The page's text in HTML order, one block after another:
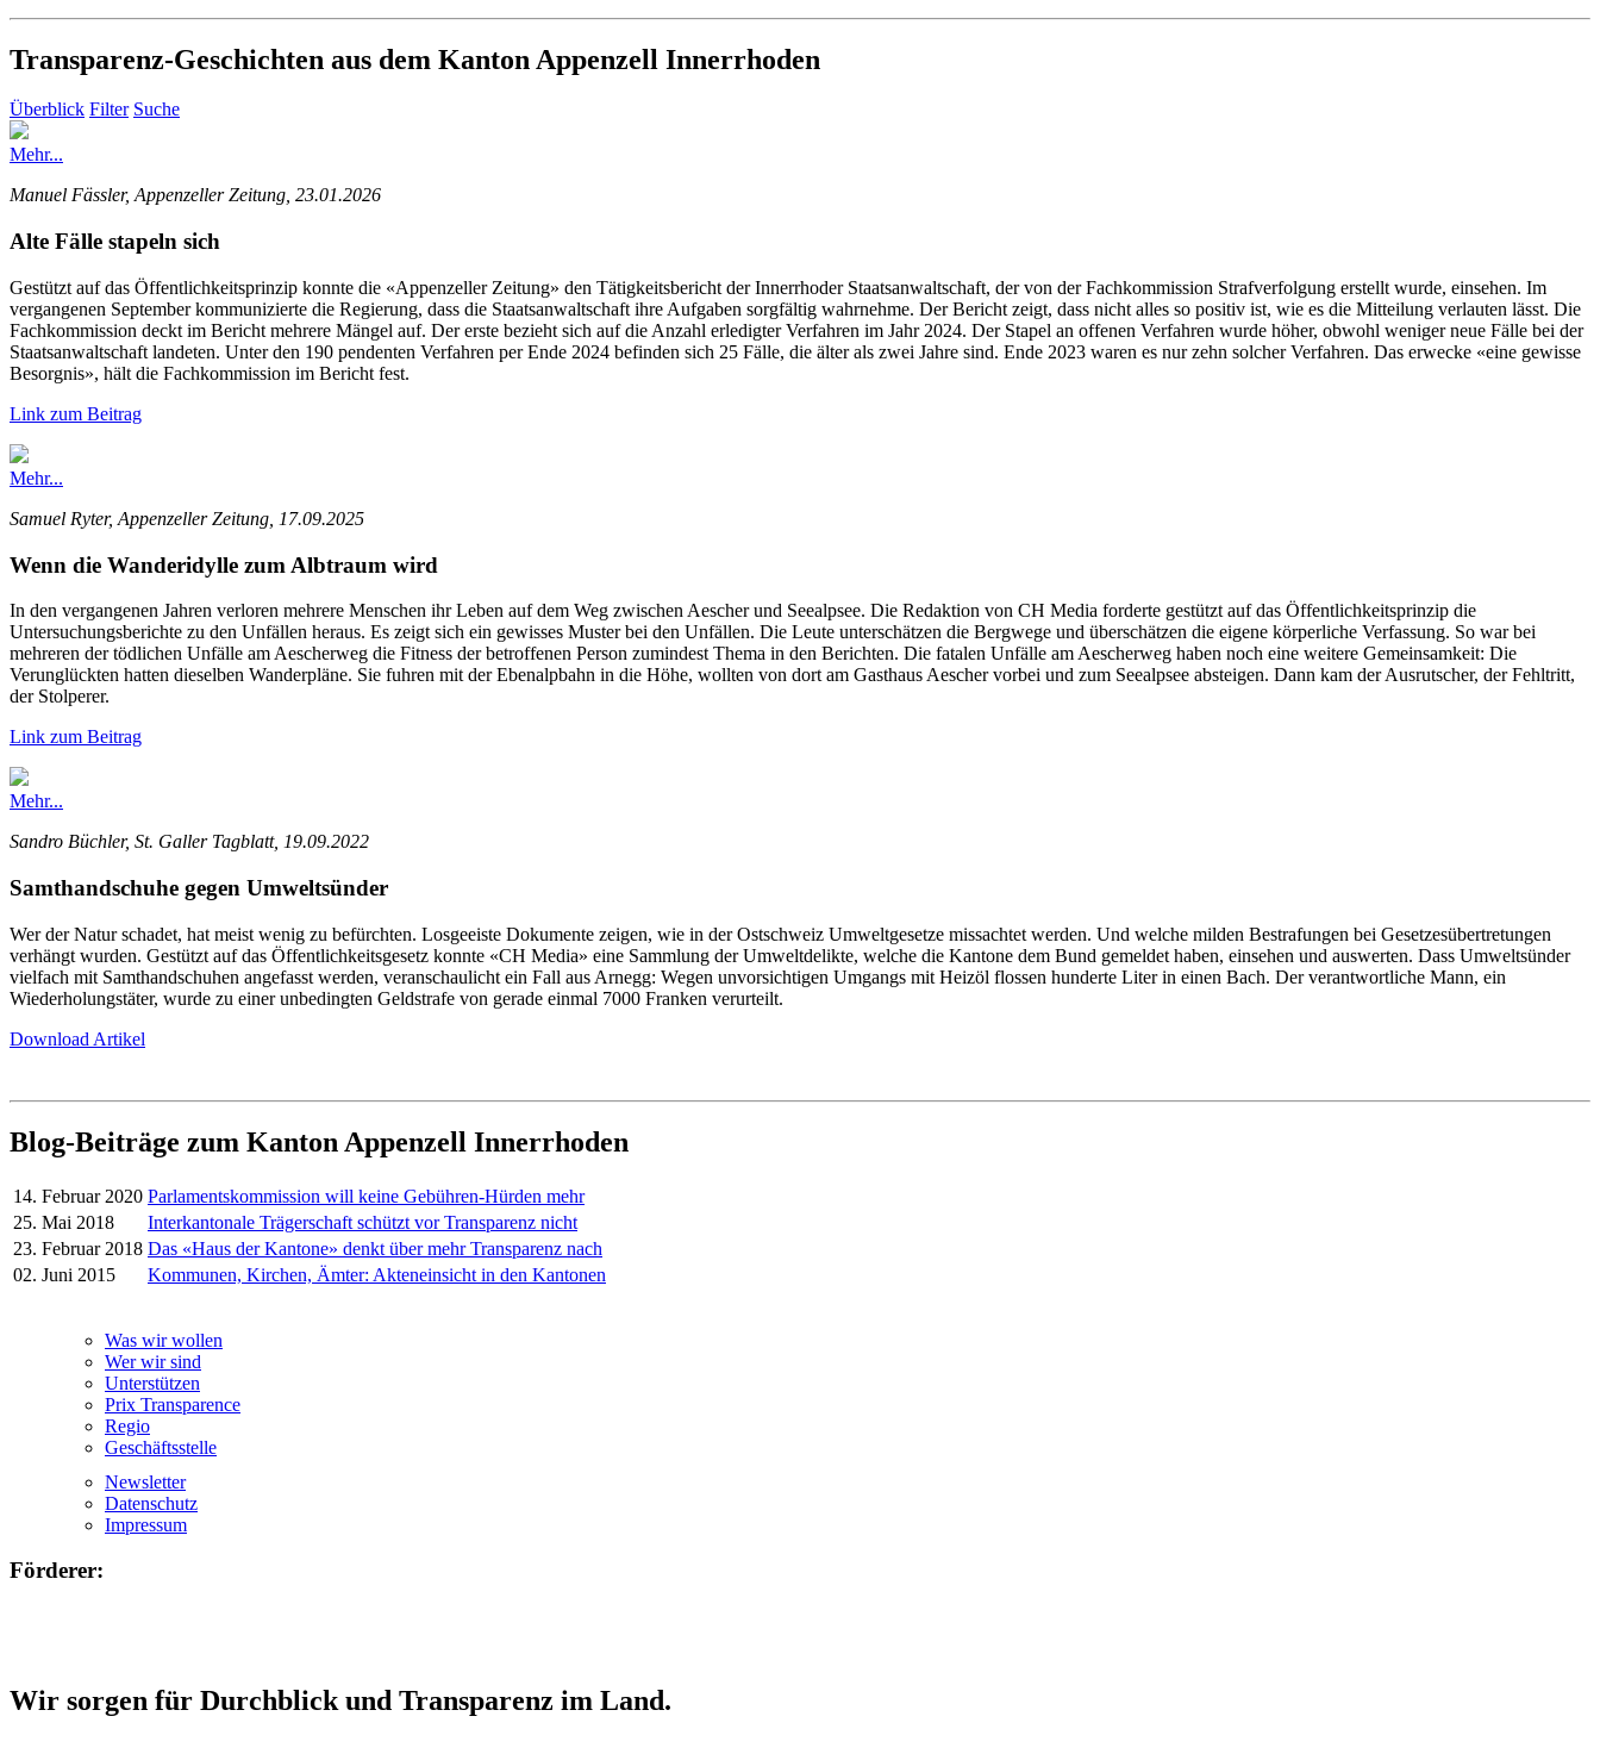
Transparenz-Geschichten aus dem Kanton Appenzell Innerrhoden
Überblick Filter Suche
Mehr...
Manuel Fässler, Appenzeller Zeitung, 23.01.2026
Alte Fälle stapeln sich
Gestützt auf das Öffentlichkeitsprinzip konnte die «Appenzeller Zeitung» den Tätigkeitsbericht der Innerrhoder Staatsanwaltschaft, der von der Fachkommission Strafverfolgung erstellt wurde, einsehen. Im
vergangenen September kommunizierte die Regierung, dass die Staatsanwaltschaft ihre Aufgaben sorgfältig wahrnehme. Der Bericht zeigt, dass nicht alles so positiv ist, wie es die Mitteilung verlauten lässt. Die
Fachkommission deckt im Bericht mehrere Mängel auf. Der erste bezieht sich auf die Anzahl erledigter Verfahren im Jahr 2024. Der Stapel an offenen Verfahren wurde höher, obwohl weniger neue Fälle bei der
Staatsanwaltschaft landeten. Unter den 190 pendenten Verfahren per Ende 2024 befinden sich 25 Fälle, die älter als zwei Jahre sind. Ende 2023 waren es nur zehn solcher Verfahren. Das erwecke «eine gewisse
Besorgnis», hält die Fachkommission im Bericht fest.
Link zum Beitrag
Mehr...
Samuel Ryter, Appenzeller Zeitung, 17.09.2025
Wenn die Wanderidylle zum Albtraum wird
In den vergangenen Jahren verloren mehrere Menschen ihr Leben auf dem Weg zwischen Aescher und Seealpsee. Die Redaktion von CH Media forderte gestützt auf das Öffentlichkeitsprinzip die
Untersuchungsberichte zu den Unfällen heraus. Es zeigt sich ein gewisses Muster bei den Unfällen. Die Leute unterschätzen die Bergwege und überschätzen die eigene körperliche Verfassung. So war bei
mehreren der tödlichen Unfälle am Aescherweg die Fitness der betroffenen Person zumindest Thema in den Berichten. Die fatalen Unfälle am Aescherweg haben noch eine weitere Gemeinsamkeit: Die
Verunglückten hatten dieselben Wanderpläne. Sie fuhren mit der Ebenalpbahn in die Höhe, wollten von dort am Gasthaus Aescher vorbei und zum Seealpsee absteigen. Dann kam der Ausrutscher, der Fehltritt,
der Stolperer.
Link zum Beitrag
Mehr...
Sandro Büchler, St. Galler Tagblatt, 19.09.2022
Samthandschuhe gegen Umweltsünder
Wer der Natur schadet, hat meist wenig zu befürchten. Losgeeiste Dokumente zeigen, wie in der Ostschweiz Umweltgesetze missachtet werden. Und welche milden Bestrafungen bei Gesetzesübertretungen
verhängt wurden. Gestützt auf das Öffentlichkeitsgesetz konnte «CH Media» eine Sammlung der Umweltdelikte, welche die Kantone dem Bund gemeldet haben, einsehen und auswerten. Dass Umweltsünder
vielfach mit Samthandschuhen angefasst werden, veranschaulicht ein Fall aus Arnegg: Wegen unvorsichtigen Umgangs mit Heizöl flossen hunderte Liter in einen Bach. Der verantwortliche Mann, ein
Wiederholungstäter, wurde zu einer unbedingten Geldstrafe von gerade einmal 7000 Franken verurteilt.
Download Artikel
Blog-Beiträge zum Kanton Appenzell Innerrhoden
14. Februar 2020 Parlamentskommission will keine Gebühren-Hürden mehr
25. Mai 2018
Interkantonale Trägerschaft schützt vor Transparenz nicht
23. Februar 2018 Das «Haus der Kantone» denkt über mehr Transparenz nach
02. Juni 2015
Kommunen, Kirchen, Ämter: Akteneinsicht in den Kantonen
Was wir wollen
Wer wir sind
Unterstützen
Prix Transparence
Regio
Geschäftsstelle
Newsletter
Datenschutz
Impressum
Förderer:
Wir sorgen für Durchblick und Transparenz im Land.